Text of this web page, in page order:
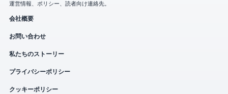
運営情報、ポリシー、読者向け連絡先。
会社概要
お問い合わせ
私たちのストーリー
プライバシーポリシー
クッキーポリシー